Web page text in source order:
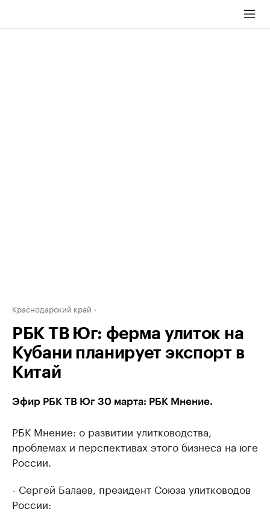
Краснодарский край
РБК ТВ Юг: ферма улиток на
Кубани планирует экспорт в
Китай
Эфир РБК ТВ Юг 30 марта: РБК Мнение.
РБК Мнение: о развитии улитководства,
проблемах и перспективах этого бизнеса на юге
России.
- Сергей Балаев, президент Союза улитководов
России: